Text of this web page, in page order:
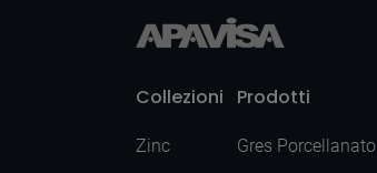
Collezioni
Zinc
Prodotti
Gres Porcellanato